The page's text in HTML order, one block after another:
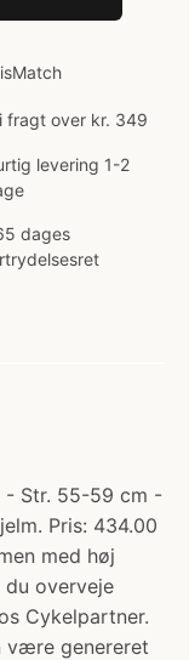
fragt over kr. 349
levering 1-2
dages
- Str. 55-59 cm -
Pris: 434.00
med høj
overveje
Cykelpartner.
være genereret